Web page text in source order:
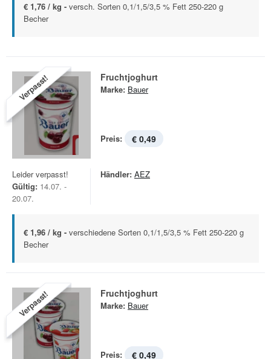
€ 1,76 / kg - versch. Sorten 0,1/1,5/3,5 % Fett 250-220 g
Becher
Verpasst! Fruchtjoghurt
Marke: Bauer
Preis: € 0,49
Leider verpasst!
Gültig: 14.07. -
20.07.
Händler: AEZ
€ 1,96 / kg - verschiedene Sorten 0,1/1,5/3,5 % Fett 250-220 g
Becher
Verpasst! Fruchtjoghurt
Marke: Bauer
Preis: € 0,49